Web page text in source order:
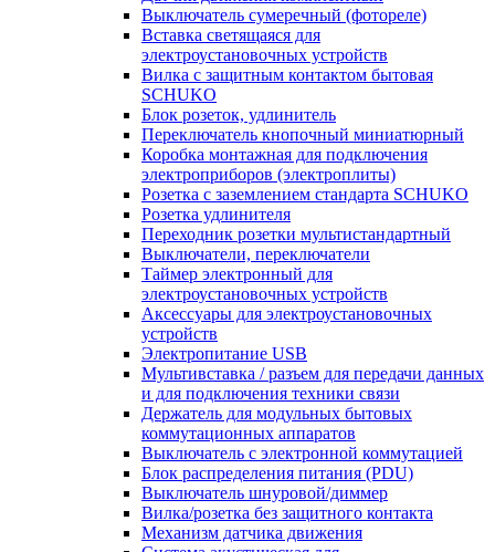
Выключатель сумеречный (фотореле)
Вставка светящаяся для
электроустановочных устройств
Вилка с защитным контактом бытовая
SCHUKO
Блок розеток, удлинитель
Переключатель кнопочный миниатюрный
Коробка монтажная для подключения
электроприборов (электроплиты)
Розетка с заземлением стандарта SCHUKO
Розетка удлинителя
Переходник розетки мультистандартный
Выключатели, переключатели
Таймер электронный для
электроустановочных устройств
Аксессуары для электроустановочных
устройств
Электропитание USB
Мультивставка / разъем для передачи данных
и для подключения техники связи
Держатель для модульных бытовых
коммутационных аппаратов
Выключатель с электронной коммутацией
Блок распределения питания (PDU)
Выключатель шнуровой/диммер
Вилка/розетка без защитного контакта
Механизм датчика движения